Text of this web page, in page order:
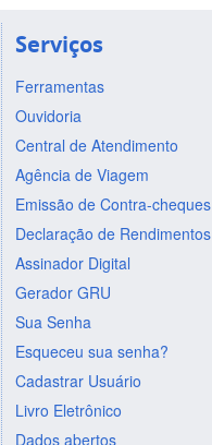
Serviços
Ferramentas
Ouvidoria
Central de Atendimento
Agência de Viagem
Emissão de Contra-cheques
Declaração de Rendimentos
Assinador Digital
Gerador GRU
Sua Senha
Esqueceu sua senha?
Cadastrar Usuário
Livro Eletrônico
Dados abertos